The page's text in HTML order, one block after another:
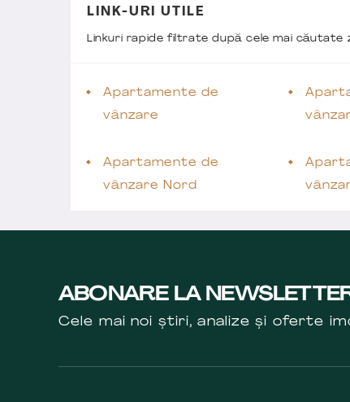
LINK-URI UTILE
Linkuri rapide filtrate după cele mai căutate
Apartamente de
vânzare
Apartamente de
vânzare Nord
ABONARE LA
Cele mai noi știri, analize și oferte